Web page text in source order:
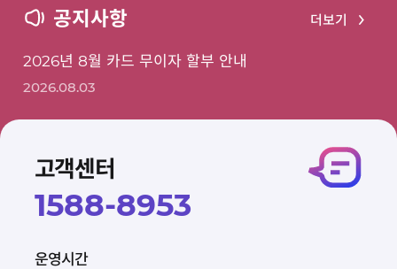
공지사항
2026년 8월 카드 무이자 할부 안내
2026.08.03
더보기
고객센터
1588-8953
운영시간